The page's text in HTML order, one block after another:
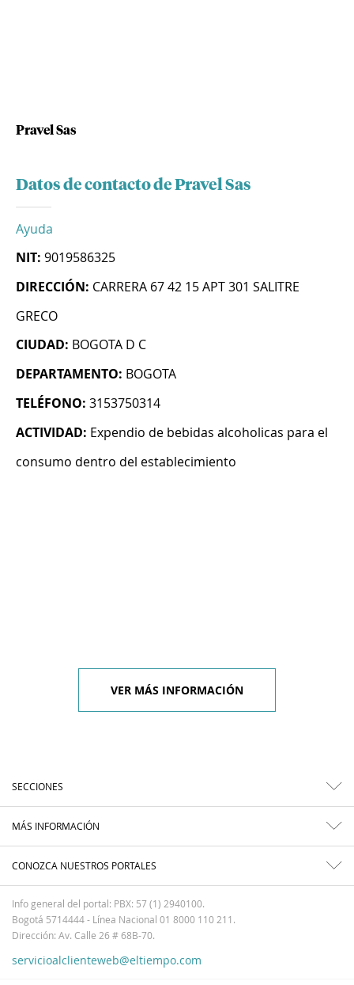
Pravel Sas
Datos de contacto de Pravel Sas
Ayuda
NIT: 9019586325
DIRECCIÓN: CARRERA 67 42 15 APT 301 SALITRE
GRECO
CIUDAD: BOGOTA D C
DEPARTAMENTO: BOGOTA
TELÉFONO: 3153750314
ACTIVIDAD: Expendio de bebidas alcoholicas para el
consumo dentro del establecimiento
VER MÁS INFORMACIÓN
SECCIONES
MÁS INFORMACIÓN
CONOZCA NUESTROS PORTALES
Info general del portal: PBX: 57 (1) 2940100.
Bogotá 5714444 - Línea Nacional 01 8000 110 211.
Dirección: Av. Calle 26 # 68B-70.
servicioalclienteweb@eltiempo.com